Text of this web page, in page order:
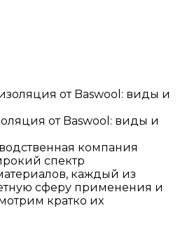
от Baswool: виды и
компания
спектр
каждый из
сферу применения и
кратко их